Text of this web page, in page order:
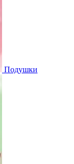
Подушки